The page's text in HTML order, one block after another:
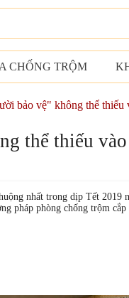
CHỐNG TRỘM
bảo vệ" không thể thiếu
thể thiếu
nhất trong dịp Tết
pháp phòng chống trộm